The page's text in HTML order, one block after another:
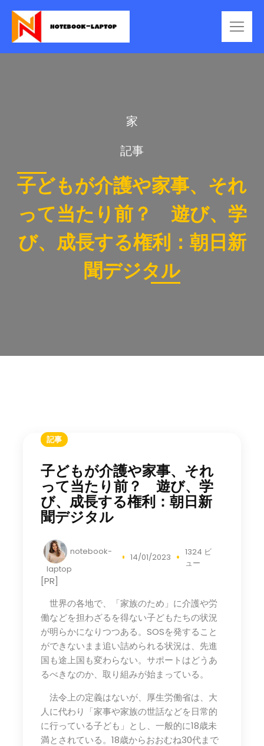
家
記事
子どもが介護や家事、それ
って当たり前？ 遊び、学
び、成長する権利：朝日新
聞デジタル
記事
子どもが介護や家事、それ
って当たり前？ 遊び、学
び、成長する権利：朝日新
聞デジタル
notebook-
laptop
14/01/2023
1324 ビ
ュー
[PR]
世界の各地で、「家族のため」に介護や労
働などを担わざるを得ない子どもたちの状況
が明らかになりつつある。SOSを発すること
ができないまま追い詰められる状況は、先進
国も途上国も変わらない。サポートはどうあ
るべきなのか、取り組みが始まっている。
法令上の定義はないが、厚生労働省は、大
人に代わり「家事や家族の世話などを日常的
に行っている子ども」とし、一般的に18歳未
満とされている。18歳からおおむね30代まで